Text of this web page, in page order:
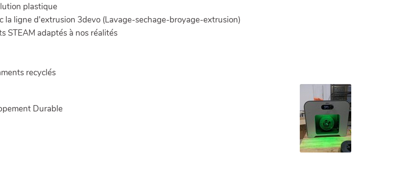
plastique
la ligne d'extrusion 3devo (Lavage-sechage-broyage-extrusion)
STEAM adaptés à nos réalités
recyclés
Durable